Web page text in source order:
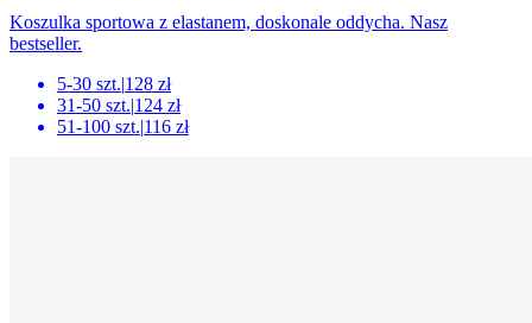
Koszulka sportowa z elastanem, doskonale oddycha. Nasz
bestseller.
5-30 szt.|128 zł
31-50 szt.|124 zł
51-100 szt.|116 zł